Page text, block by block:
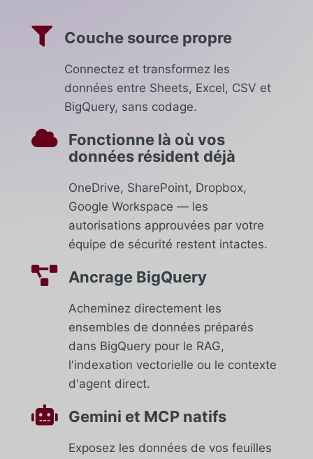
 Couche source propre
Connectez et transformez les
données entre Sheets, Excel, CSV et
BigQuery, sans codage.

Fonctionne là où vos
données résident déjà
OneDrive, SharePoint, Dropbox,
Google Workspace — les
autorisations approuvées par votre
équipe de sécurité restent intactes.
 Ancrage BigQuery
Acheminez directement les
ensembles de données préparés
dans BigQuery pour le RAG,
l'indexation vectorielle ou le contexte
d'agent direct.
 Gemini et MCP natifs
Exposez les données de vos feuilles